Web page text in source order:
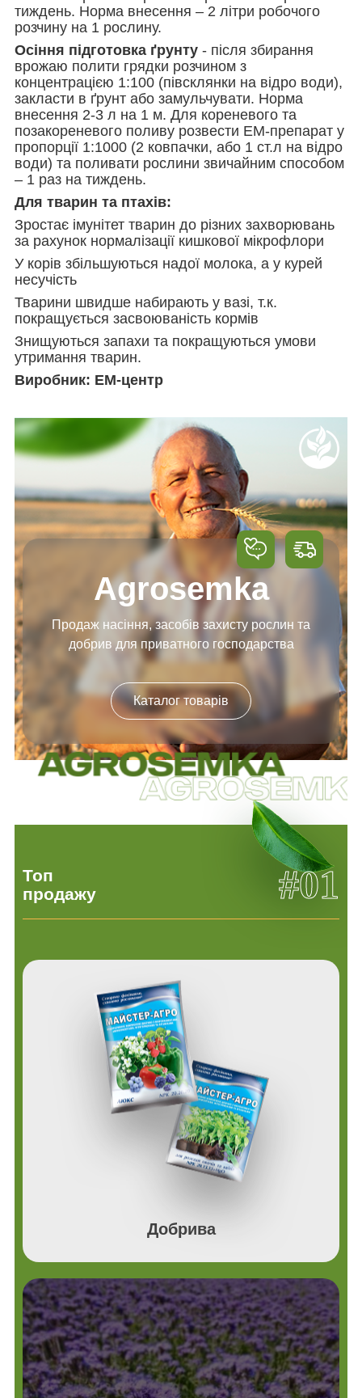
тиждень. Норма внесення – 2 літри робочого
розчину на 1 рослину.
Осіння підготовка ґрунту - після збирання
врожаю полити грядки розчином з
концентрацією 1:100 (півсклянки на відро води),
закласти в ґрунт або замульчувати. Норма
внесення 2-3 л на 1 м. Для кореневого та
позакореневого поливу розвести ЕМ-препарат у
пропорції 1:1000 (2 ковпачки, або 1 ст.л на відро
води) та поливати рослини звичайним способом
– 1 раз на тиждень.
Для тварин та птахів:
Зростає імунітет тварин до різних захворювань
за рахунок нормалізації кишкової мікрофлори
У корів збільшуються надої молока, а у курей
несучість
Тварини швидше набирають у вазі, т.к.
покращується засвоюваність кормів
Знищуються запахи та покращуються умови
утримання тварин.
Виробник: ЕМ-центр
Agrosemka
Продаж насіння, засобів захисту рослин та
добрив для приватного господарства
Каталог товарів
Топ
продажу
#01
Добрива